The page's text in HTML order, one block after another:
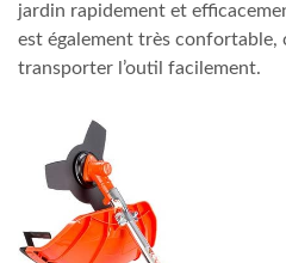
jardin rapidement et
est également très confortable,
transporter l’outil facilement.